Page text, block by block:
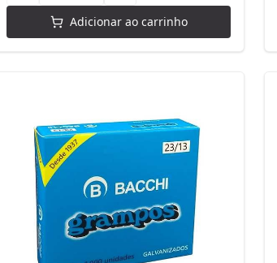
Adicionar ao carrinho